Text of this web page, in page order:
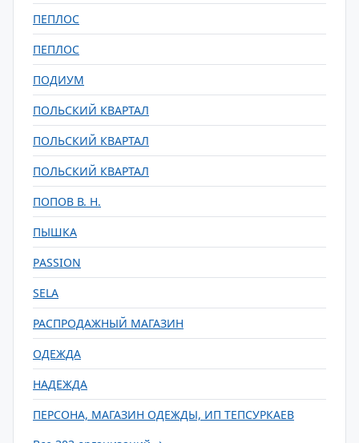
ПЕПЛОС
ПЕПЛОС
ПОДИУМ
ПОЛЬСКИЙ КВАРТАЛ
ПОЛЬСКИЙ КВАРТАЛ
ПОЛЬСКИЙ КВАРТАЛ
ПОПОВ В. Н.
ПЫШКА
РASSION
SELA
РАСПРОДАЖНЫЙ МАГАЗИН
ОДЕЖДА
НАДЕЖДА
ПЕРСОНА, МАГАЗИН ОДЕЖДЫ, ИП ТЕПСУРКАЕВ